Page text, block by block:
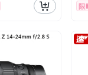
限